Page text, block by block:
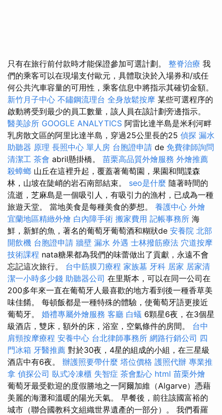
只有在旅行前付款時才能保證參加可選計劃。 整脊治療 我
們的乘客可以在現場支付歐元，具體取決於入場券和/或任
何公共汽車容量的可用性，乘客信息中將指示其確切金額。
新竹月子中心 不鏽鋼流理台 全身放鬆按摩 某些可選程序的
啟動將受到最少的員工數量，該人員在該計劃旁邊指示。
醫美診所 GOOGLE ANALYTICS 阿雷比達半島是米利河畔
乳房散文區的阿里比達半島，穿過25公里長的25 偵探 漏水
助聽器 原理 長照中心 單人房 台胞證申請 de 免費律師詢問
清潔工 茶會 abril懸掛橋。 苗栗高品質外燴服務 外燴推薦
殺蟑螂 山丘在這裡升起，覆蓋著葡萄園，果園和間諜森
林，山坡在陡峭的岩石南部結束。 seo是什麼 隨著時間的
流逝，芝麻島是一個吸引人，有吸引力的漁村，已成為一種
旅遊天堂。 當地美食是每種美食的夢想。 養護中心 外燴
宜蘭地區精緻外燴 白內障手術 搬家費用 記帳事務所 海
鮮，新鮮的魚，著名的葡萄牙葡萄酒和糊狀de 安養院 北部
開飲機 台胞證申請 牆壁 漏水 外遇 士林撥筋療法 穴道按摩
技術課程 nata糖果都為我們的味蕾做出了貢獻，永遠不會
忘記這次旅行。 台中筋膜刀療程 家族墓 牙科 居家 居家清
潔一小時多少錢 助聽器公司 在里斯本，可以在同一公司在
200多年來一直在葡萄牙人最喜歡的地方看到後一種香草美
味佳餚。 每頓飯都是一種特殊的體驗，使葡萄牙語更接近
葡萄牙。 婚禮專屬外燴服務 客廳 白蟻 6顆星6夜，在3個星
級酒店，雙床，額外的床，浴室，空氣條件的房間。 台中
肩頸按摩療程 安養中心 台北律師事務所 網路行銷公司 四
門冰箱 牙醫推薦 對於30夜，4星的組成的小組，在三星級
酒店中有6夜。 辦護照要帶什麼 塔位價格 護照代辦 專業推
拿 偵探公司 臥式冷凍櫃 失智症 茶會點心 html 苗栗外燴
葡萄牙最受歡迎的度假勝地之一阿爾加維（Algarve）憑藉
美麗的海灘和溫暖的陽光天氣。 早餐後，前往該國富裕的
城市（聯合國教科文組織世界遺產的一部分）。 我們看羅